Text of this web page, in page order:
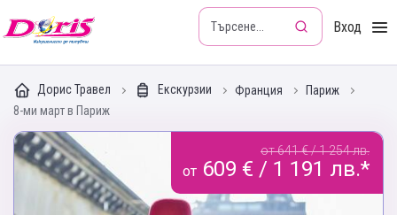
Doris - Изкушението да пътуваш Вход
Дорис Травел Екскурзии Франция
Париж
8-ми март в Париж
от 641 € / 1 254 лв.
от 609 € / 1 191 лв.*